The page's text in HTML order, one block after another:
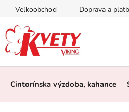
Prejsť
obsah
Veľkoobchod Doprava a
Cintorínska výzdoba, kahance